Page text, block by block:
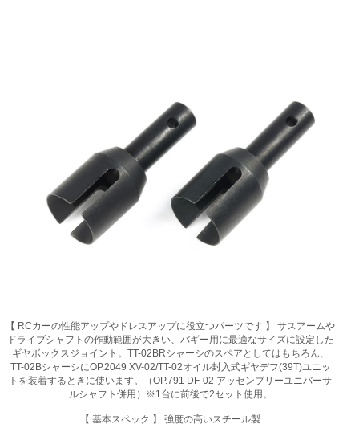
【 RCカーの性能アップやドレスアップに役立つパーツです 】 サスアームや
ドライブシャフトの作動範囲が大きい、バギー用に最適なサイズに設定した
ギヤボックスジョイント。TT-02BRシャーシのスペアとしてはもちろん、
TT-02BシャーシにOP.2049 XV-02/TT-02オイル封入式ギヤデフ(39T)ユニッ
トを装着するときに使います。（OP.791 DF-02 アッセンブリーユニバーサ
ルシャフト併用）※1台に前後で2セット使用。
【 基本スペック 】 強度の高いスチール製